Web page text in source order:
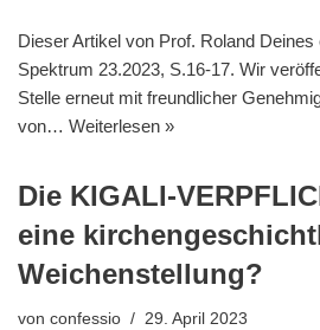
Dieser Artikel von Prof. Roland
Spektrum 23.2023, S.16-17. Wir
Stelle erneut mit freundlicher
von… Weiterlesen »
Die KIGALI-
eine
Weichenstellung?
von confessio 29. April 2023